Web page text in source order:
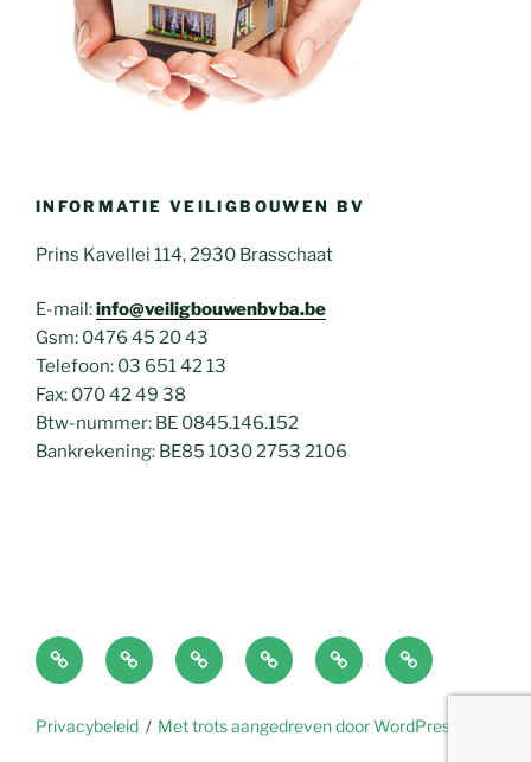
INFORMATIE VEILIGBOUWEN BV
Prins Kavellei 114, 2930 Brasschaat
E-mail:info@veiligbouwenbvba.be
Gsm: 0476 45 20 43
Telefoon: 03 651 42 13
Fax: 070 42 49 38
Btw-nummer: BE 0845.146.152
Bankrekening: BE85 1030 2753 2106
Home EPC Plaatsbeschrijving
Over
Jan
Nieuws
en
Contact
Privacybeleid Met trots aangedreven door WordPress